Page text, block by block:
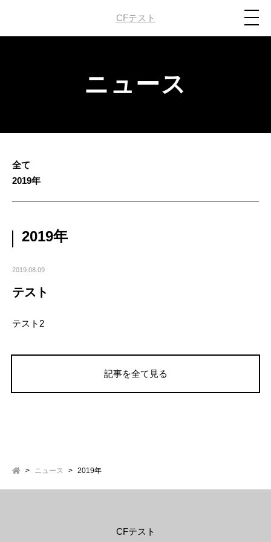
CFテスト
ニュース
全て
2019年
2019年
2019.08.09
テスト
テスト2
記事を全て見る
ニュース 2019年
CFテスト